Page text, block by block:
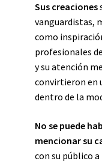
Sus creaciones
vanguardistas,
como
profesionales
y su atención
convirtieron en
dentro de la
No se puede
mencionar su
con su público